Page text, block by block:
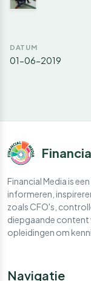
DATUM
01-06-2019
Financial Media is
informeren,
zoals CFO's,
diepgaande content
opleidingen om
Navigatie